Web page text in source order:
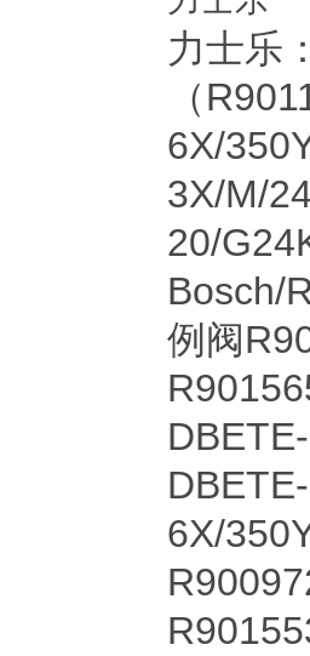
力士乐
（
6X/
3X/M/
20/
Bosch/
例阀
6X/